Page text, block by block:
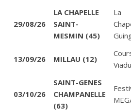
29/08/26
LA CHAPELLE
SAINT-
MESMIN (45)
La
13/09/26 MILLAU (12)
03/10/26
SAINT-GENES
CHAMPANELLE
(63)